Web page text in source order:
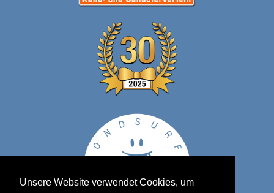
Unsere Website verwendet Cookies, um